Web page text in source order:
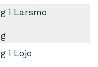
i Larsmo
i Lojo